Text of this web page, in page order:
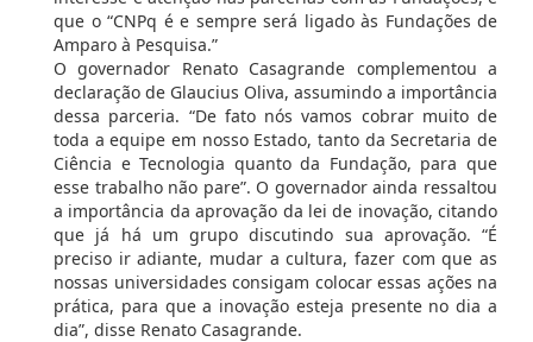
que o “CNPq é e sempre será ligado às Fundações de
Amparo à Pesquisa.”
O governador Renato Casagrande complementou a
declaração de Glaucius Oliva, assumindo a importância
dessa parceria. “De fato nós vamos cobrar muito de
toda a equipe em nosso Estado, tanto da Secretaria de
Ciência e Tecnologia quanto da Fundação, para que
esse trabalho não pare”. O governador ainda ressaltou
a importância da aprovação da lei de inovação, citando
que já há um grupo discutindo sua aprovação. “É
preciso ir adiante, mudar a cultura, fazer com que as
nossas universidades consigam colocar essas ações na
prática, para que a inovação esteja presente no dia a
dia”, disse Renato Casagrande.